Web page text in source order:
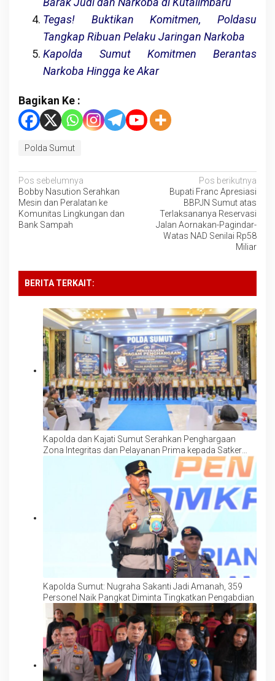
Tegas! Buktikan Komitmen, Poldasu
Tangkap Ribuan Pelaku Jaringan Narkoba
Kapolda Sumut Komitmen Berantas
Narkoba Hingga ke Akar
Bagikan Ke :
Polda Sumut
Navigasi
pos
Pos sebelumnya
Bobby Nasution Serahkan
Mesin dan Peralatan ke
Komunitas Lingkungan dan
Bank Sampah
Pos berikutnya
Bupati Franc Apresiasi
BBPJN Sumut atas
Terlaksananya Reservasi
Jalan Aornakan-Pagindar-
Watas NAD Senilai Rp58
Miliar
BERITA TERKAIT:
Kapolda dan Kajati Sumut Serahkan Penghargaan
Zona Integritas dan Pelayanan Prima kepada Satker
Kapolda Sumut: Nugraha Sakanti Jadi Amanah, 359
Personel Naik Pangkat Diminta Tingkatkan Pengabdian